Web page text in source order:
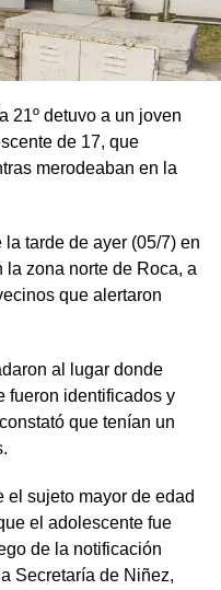
21º detuvo a un joven
de 17, que
merodeaban en la
tarde de ayer (05/7) en
zona norte de Roca, a
que alertaron
al lugar donde
fueron identificados y
que tenían un
el sujeto mayor de edad
el adolescente fue
de la notificación
Secretaría de Niñez,